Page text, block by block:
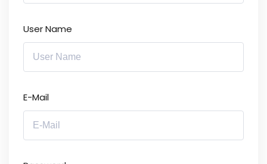
User Name
E-Mail